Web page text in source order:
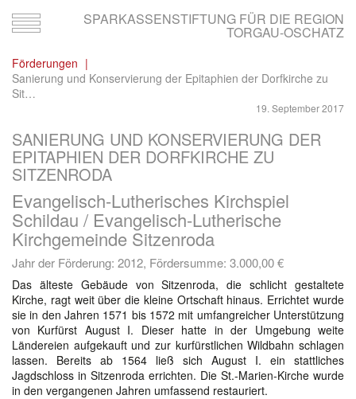
Toggle
navigation
SPARKASSENSTIFTUNG FÜR DIE REGION
TORGAU-OSCHATZ
Förderungen
Sanierung und Konservierung der Epitaphien der Dorfkirche zu
Sit…
19. September 2017
SANIERUNG UND KONSERVIERUNG DER
EPITAPHIEN DER DORFKIRCHE ZU
SITZENRODA
Evangelisch-Lutherisches Kirchspiel
Schildau / Evangelisch-Lutherische
Kirchgemeinde Sitzenroda
Jahr der Förderung: 2012, Fördersumme: 3.000,00 €
Das älteste Gebäude von Sitzenroda, die schlicht gestaltete
Kirche, ragt weit über die kleine Ortschaft hinaus. Errichtet wurde
sie in den Jahren 1571 bis 1572 mit umfangreicher Unterstützung
von Kurfürst August I. Dieser hatte in der Umgebung weite
Ländereien aufgekauft und zur kurfürstlichen Wildbahn schlagen
lassen. Bereits ab 1564 ließ sich August I. ein stattliches
Jagdschloss in Sitzenroda errichten. Die St.-Marien-Kirche wurde
in den vergangenen Jahren umfassend restauriert.